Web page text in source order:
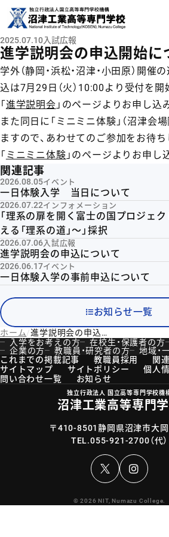
進学説明会の申込開始に
2025.07.10入試広報
学外（静岡・浜松・沼津・小田原）開催
込は7月29日（火）10:00より受付を開
「進学説明会 」のページよりお申し込
また同日に「ミニミニ体験」（沼津会
ますので、あわせてのご参加をお待ち
「ミニミニ体験 」のページよりお申し
関連記事
2026.08.05イベント
一日体験入学 当日について
2026.07.22インフォメーション
「理系の扉を開く富士の国プロジェ
える「理系の道」〜」採択
2026.07.06 入試広報
進学説明会の申込について
2026.06.17イベント
一日体験入学の事前申込について
お知らせ一覧
ホーム
進学説明会の申込開始について
入学をお考えの方
在校生・保護者の方
企業の方
教職員・研究者の方
地域・
これまでの掲載記事
教職員採用
関
サイトマップ
サイトポリシー
個人
問い合わせ一覧
お知らせ
独立行政法人 国立高等専門学校機
沼津工業高等専門
〒410-8501静岡県沼津市大
TEL.055-921-2700（代）
© 2026 NIT, Numazu College.